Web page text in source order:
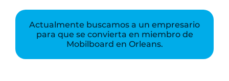
Actualmente buscamos a un empresario
para que se convierta en miembro de
Mobilboard en Orleans.